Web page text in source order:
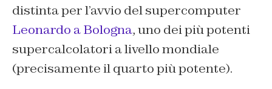
distinta per l’avvio del supercomputer
Leonardo a Bologna, uno dei più potenti
supercalcolatori a livello mondiale
(precisamente il quarto più potente).